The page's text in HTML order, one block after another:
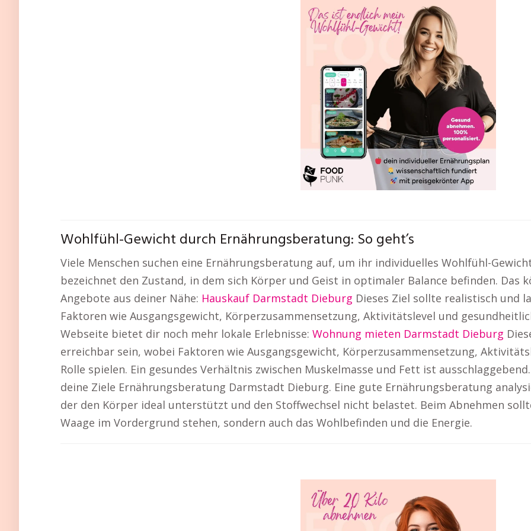
Wohlfühl-Gewicht durch Ernährungsberatung: So geht’s
Viele Menschen suchen eine Ernährungsberatung auf, um ihr individuelles Wohlfühl-
bezeichnet den Zustand, in dem sich Körper und Geist in optimaler Balance befinden. Das
Angebote aus deiner Nähe: Hauskauf Darmstadt Dieburg Dieses Ziel sollte realistisch und
Faktoren wie Ausgangsgewicht, Körperzusammensetzung, Aktivitätslevel und
Webseite bietet dir noch mehr lokale Erlebnisse: Wohnung mieten Darmstadt Dieburg
erreichbar sein, wobei Faktoren wie Ausgangsgewicht, Körperzusammensetzung,
Rolle spielen. Ein gesundes Verhältnis zwischen Muskelmasse und Fett ist
deine Ziele Ernährungsberatung Darmstadt Dieburg. Eine gute Ernährungsberatung
der den Körper ideal unterstützt und den Stoffwechsel nicht belastet. Beim Abnehmen
Waage im Vordergrund stehen, sondern auch das Wohlbefinden und die Energie.